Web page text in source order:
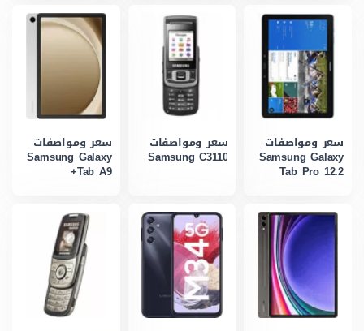
سعر ومواصفات
Samsung Galaxy
Tab Pro 12.2
سعر ومواصفات
Samsung C3110
سعر ومواصفات
Samsung Galaxy
Tab A9+